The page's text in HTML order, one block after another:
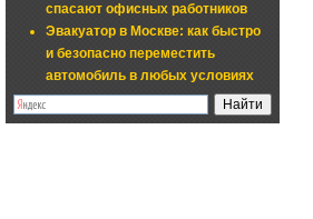
спасают офисных работников
Эвакуатор в Москве: как быстро
и безопасно переместить
автомобиль в любых условиях